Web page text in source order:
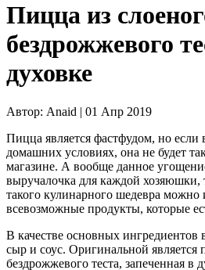
Пицца из
бездрожжевого
духовке
Автор: Anaid | 01 Апр 2019
Пицца является фастфудом, но если
домашних условиях, она не будет
магазине. А вообще данное
выручалочка для каждой хозяюшки,
такого кулинарного шедевра можно
всевозможные продукты, которые
В качестве основных ингредиентов
сыр и соус. Оригинальной является
бездрожжевого теста, запеченная в